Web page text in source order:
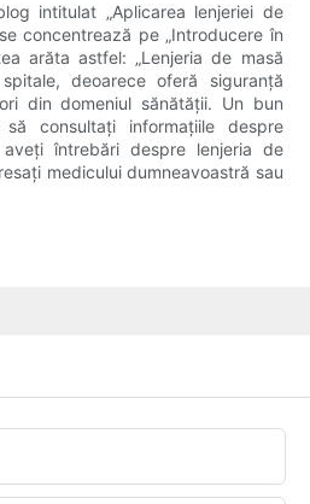
intitulat „Aplicarea lenjeriei de
concentrează pe „Introducere în
arăta astfel: „Lenjeria de masă
deoarece oferă siguranță
din domeniul sănătății. Un bun
consultați informațiile despre
întrebări despre lenjeria de
medicului dumneavoastră sau